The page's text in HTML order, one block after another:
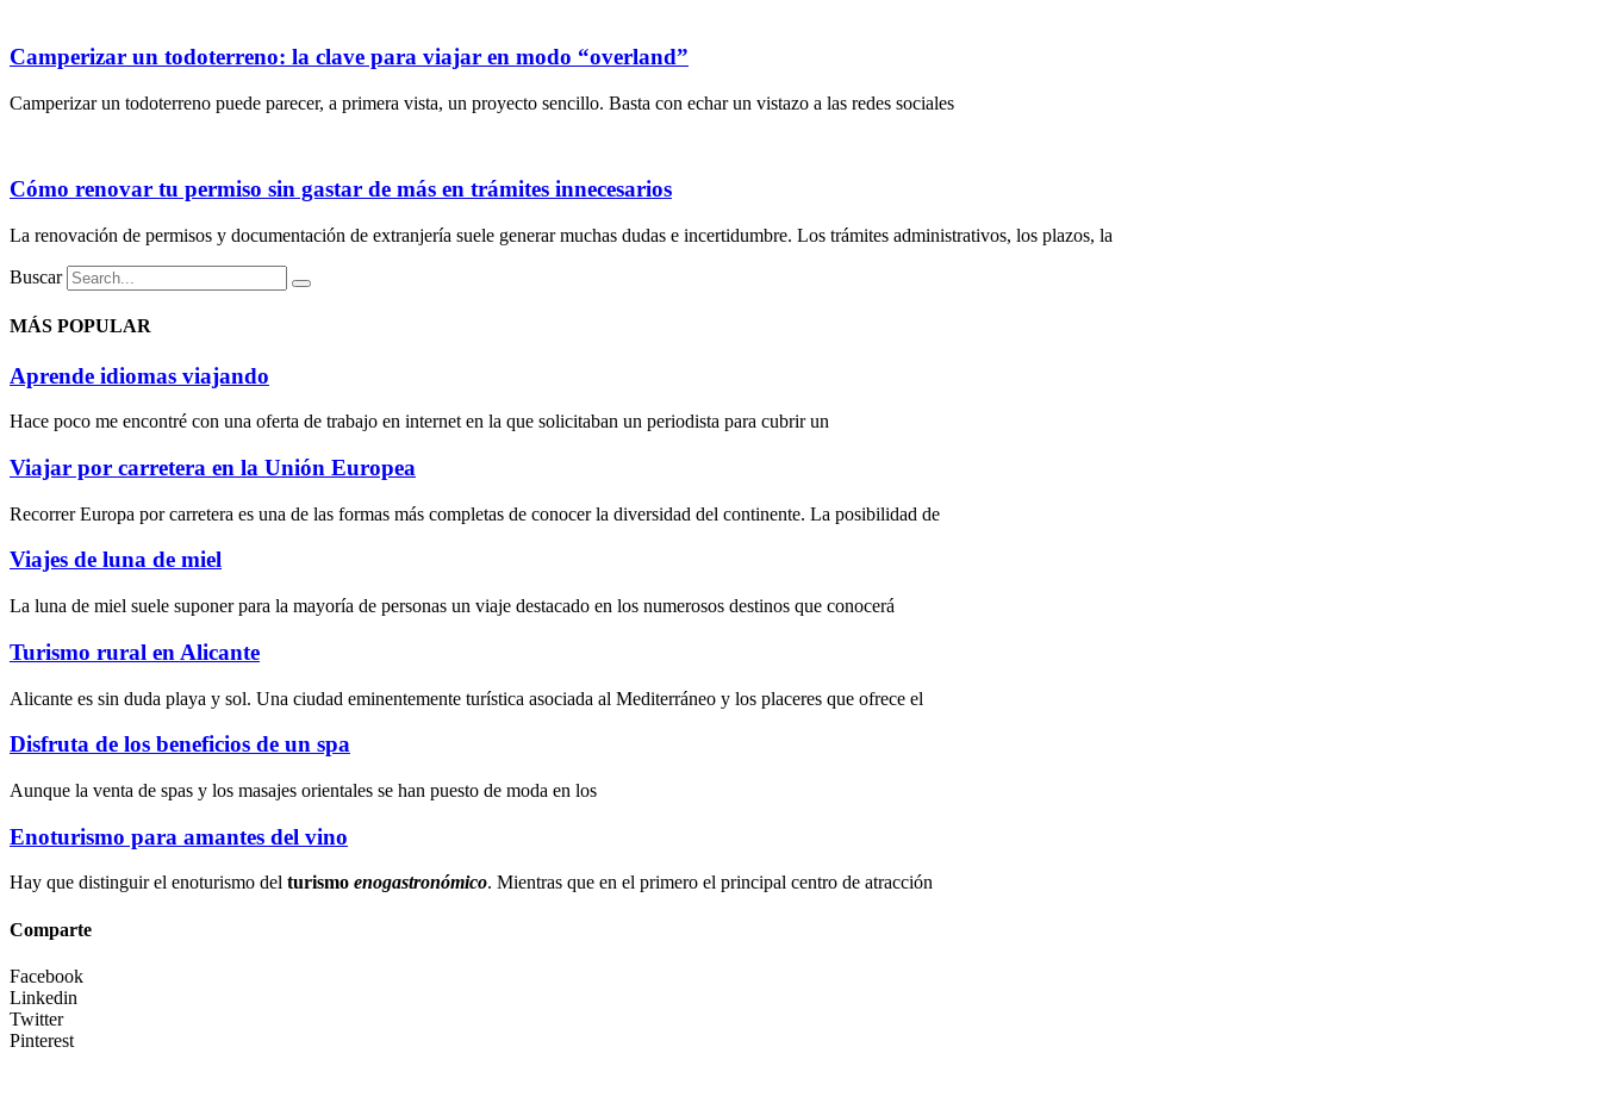
Camperizar un todoterreno: la clave para viajar en modo “overland”
Camperizar un todoterreno puede parecer, a primera vista, un proyecto sencillo. Basta con echar un vistazo a las redes sociales
Cómo renovar tu permiso sin gastar de más en trámites innecesarios
La renovación de permisos y documentación de extranjería suele generar muchas dudas e incertidumbre. Los trámites administrativos, los plazos, la
Buscar
MÁS POPULAR
Aprende idiomas viajando
Hace poco me encontré con una oferta de trabajo en internet en la que solicitaban un periodista para cubrir un
Viajar por carretera en la Unión Europea
Recorrer Europa por carretera es una de las formas más completas de conocer la diversidad del continente. La posibilidad de
Viajes de luna de miel
La luna de miel suele suponer para la mayoría de personas un viaje destacado en los numerosos destinos que conocerá
Turismo rural en Alicante
Alicante es sin duda playa y sol. Una ciudad eminentemente turística asociada al Mediterráneo y los placeres que ofrece el
Disfruta de los beneficios de un spa
Aunque la venta de spas y los masajes orientales se han puesto de moda en los
Enoturismo para amantes del vino
Hay que distinguir el enoturismo del turismo enogastronómico. Mientras que en el primero el principal centro de atracción
Comparte
Facebook
Linkedin
Twitter
Pinterest